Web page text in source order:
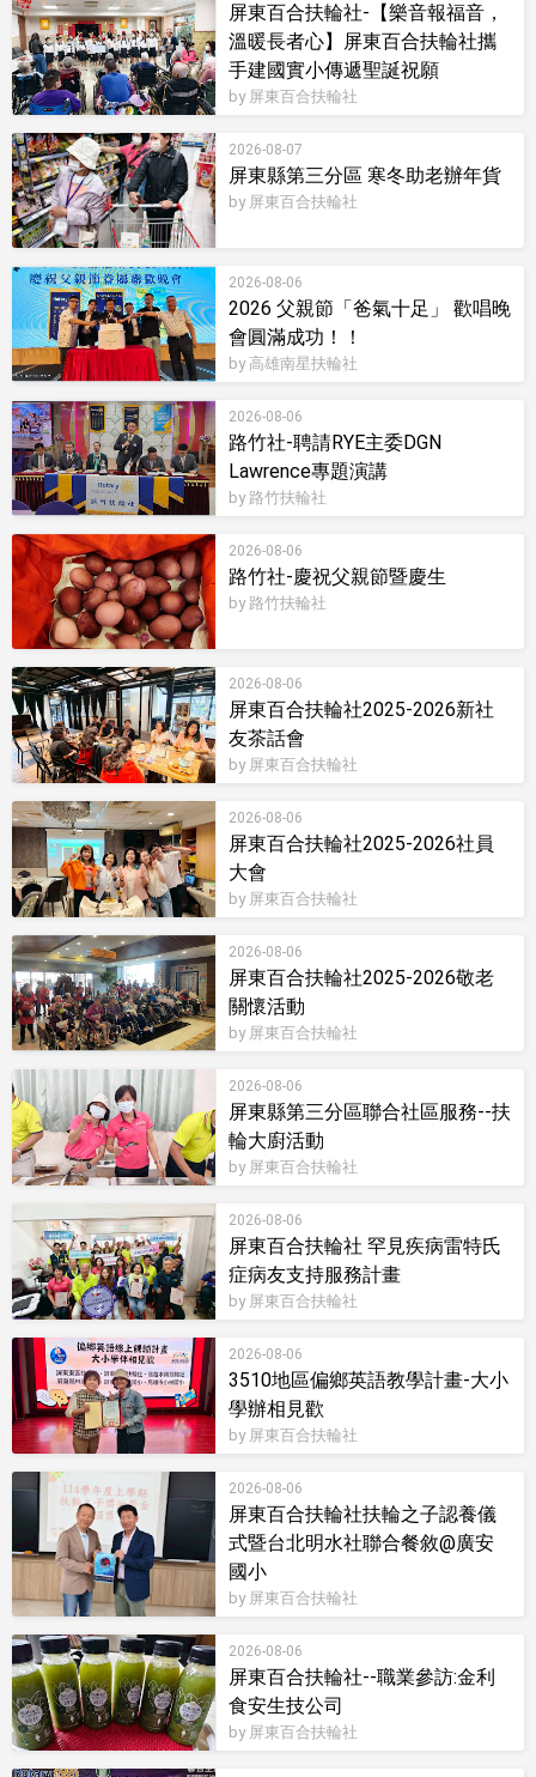
屏東百合扶輪社-【樂音報福音，
溫暖長者心】屏東百合扶輪社攜
手建國實小傳遞聖誕祝願
by 屏東百合扶輪社
2026-08-07
屏東縣第三分區 寒冬助老辦年貨
by 屏東百合扶輪社
2026-08-06
2026 父親節「爸氣十足」 歡唱晚
會圓滿成功！！
by 高雄南星扶輪社
2026-08-06
路竹社-聘請RYE主委DGN
Lawrence專題演講
by 路竹扶輪社
2026-08-06
路竹社-慶祝父親節暨慶生
by 路竹扶輪社
2026-08-06
屏東百合扶輪社2025-2026新社
友茶話會
by 屏東百合扶輪社
2026-08-06
屏東百合扶輪社2025-2026社員
大會
by 屏東百合扶輪社
2026-08-06
屏東百合扶輪社2025-2026敬老
關懷活動
by 屏東百合扶輪社
2026-08-06
屏東縣第三分區聯合社區服務--扶
輪大廚活動
by 屏東百合扶輪社
2026-08-06
屏東百合扶輪社 罕見疾病雷特氏
症病友支持服務計畫
by 屏東百合扶輪社
2026-08-06
3510地區偏鄉英語教學計畫-大小
學辦相見歡
by 屏東百合扶輪社
2026-08-06
屏東百合扶輪社扶輪之子認養儀
式暨台北明水社聯合餐敘@廣安
國小
by 屏東百合扶輪社
2026-08-06
屏東百合扶輪社--職業參訪:金利
食安生技公司
by 屏東百合扶輪社